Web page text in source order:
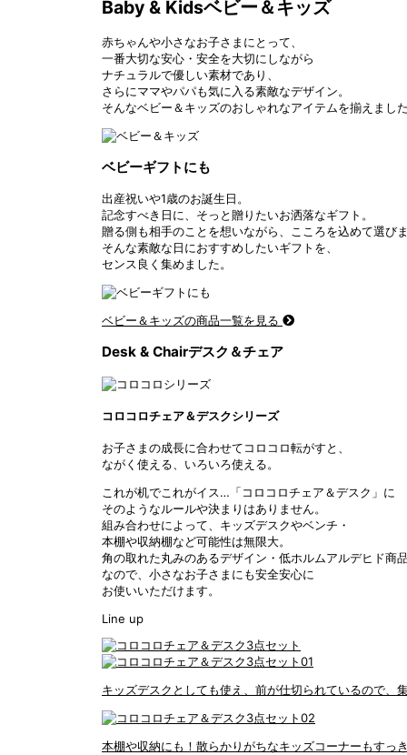
Baby & Kidsベビー＆キッズ
赤ちゃんや小さなお子さまにとって、
一番大切な安心・安全を大切にしながら
ナチュラルで優しい素材であり、
さらにママやパパも気に入る素敵なデザイン。
そんなベビー＆キッズのおしゃれなアイテムを揃えました
ベビーギフトにも
出産祝いや1歳のお誕生日。
記念すべき日に、そっと贈りたいお洒落なギフト。
贈る側も相手のことを想いながら、こころを込めて選びま
そんな素敵な日におすすめしたいギフトを、
センス良く集めました。
ベビー＆キッズの商品一覧を見る
Desk & Chairデスク＆チェア
コロコロチェア＆デスクシリーズ
お子さまの成長に合わせてコロコロ転がすと、
ながく使える、いろいろ使える。
これが机でこれがイス…「コロコロチェア＆デスク」に
そのようなルールや決まりはありません。
組み合わせによって、キッズデスクやベンチ・
本棚や収納棚など可能性は無限大。
角の取れた丸みのあるデザイン・低ホルムアルデヒド商品
なので、小さなお子さまにも安全安心に
お使いいただけます。
Line up
キッズデスクとしても使え、前が仕切られているので、
本棚や収納にも！散らかりがちなキッズコーナーもすっき